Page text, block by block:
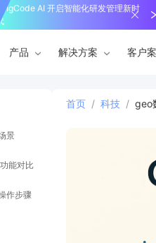
PingCode AI 开启智能化研发管理新时
代
产品 解决方案 客户
景
能对比
作步骤
首页 / 科技 / geo